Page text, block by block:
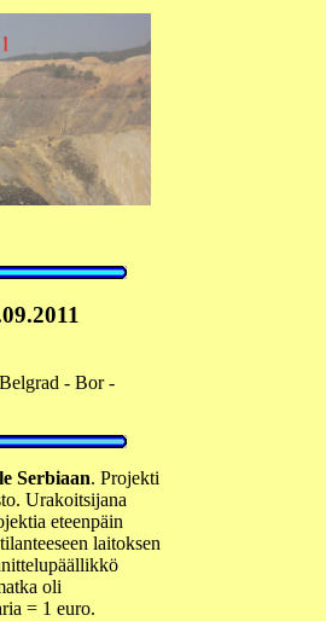
- Bor -
Serbiaan. Projekti
Urakoitsijana
eteenpäin
laitoksen
oli
= 1 euro.